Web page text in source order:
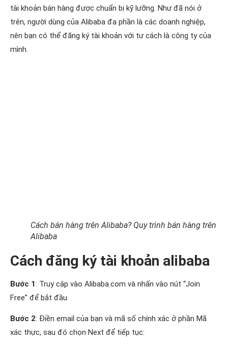
tài khoản bán hàng được chuẩn bị kỹ lưỡng. Như đã nói ở
trên, người dùng của Alibaba đa phần là các doanh nghiệp,
nên bạn có thể đăng ký tài khoản với tư cách là công ty của
mình.
Cách bán hàng trên Alibaba? Quy trình bán hàng trên
Alibaba
Cách đăng ký tài khoản alibaba
Bước 1: Truy cập vào Alibaba.com và nhấn vào nút “Join
Free” để bắt đầu
Bước 2: Điền email của bạn và mã số chính xác ở phần Mã
xác thực, sau đó chọn Next để tiếp tục: